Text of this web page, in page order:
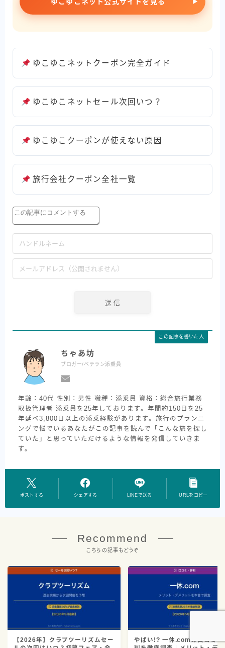
ゆこゆこネット公式サイトを見る
ゆこゆこネットクーポン完全ガイド
ゆこゆこネットセール次回いつ？
ゆこゆこクーポンが使えない原因
旅行会社クーポン全社一覧
この記事を書いた人
ちゃあ坊
ブロガー/ベテラン添乗員
年齢：40代 性別：男性 職種：添乗員 資格：総合旅行業務
取扱管理者 添乗員を25年しております。年間約150日を25
年延べ3,800日以上の添乗経験があります。旅行のプランニ
ングで悩でいるあなたがこの記事を読んで「こんな旅を探し
ていた」と思っていただけるような情報を発信していきま
す。
ポストする シェアする LINEで送る URLをコピー
Recommend
こちらの記事もどうぞ
【2026年】クラブツーリズムセー
やばい!? 一休.comの口コミ・